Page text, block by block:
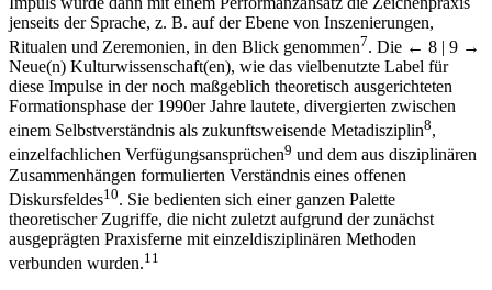
jenseits der Sprache, z. B. auf der Ebene von Inszenierungen,
Ritualen und Zeremonien, in den Blick genommen7. Die ← 8 | 9 →
Neue(n) Kulturwissenschaft(en), wie das vielbenutzte Label für
diese Impulse in der noch maßgeblich theoretisch ausgerichteten
Formationsphase der 1990er Jahre lautete, divergierten zwischen
einem Selbstverständnis als zukunftsweisende Metadisziplin8,
einzelfachlichen Verfügungsansprüchen9 und dem aus disziplinären
Zusammenhängen formulierten Verständnis eines offenen
Diskursfeldes10. Sie bedienten sich einer ganzen Palette
theoretischer Zugriffe, die nicht zuletzt aufgrund der zunächst
ausgeprägten Praxisferne mit einzeldisziplinären Methoden
verbunden wurden.11